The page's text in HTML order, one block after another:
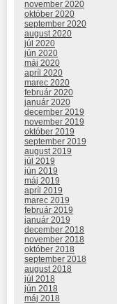
november 2020
október 2020
september 2020
august 2020
júl 2020
jún 2020
máj 2020
apríl 2020
marec 2020
február 2020
január 2020
december 2019
november 2019
október 2019
september 2019
august 2019
júl 2019
jún 2019
máj 2019
apríl 2019
marec 2019
február 2019
január 2019
december 2018
november 2018
október 2018
september 2018
august 2018
júl 2018
jún 2018
máj 2018